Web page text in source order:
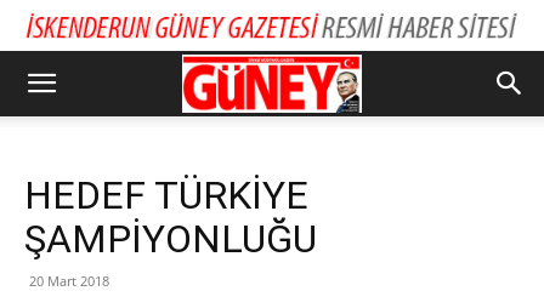
HEDEF TÜRKİYE
ŞAMPİYONLUĞU
20 Mart 2018